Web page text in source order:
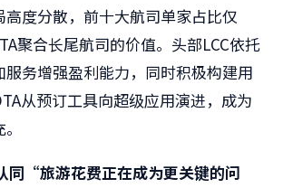
高度分散，前十大航司单家占比仅
聚合长尾航司的价值。头部LCC依托
服务增强盈利能力，同时积极构建用
从预订工具向超级应用演进，成为
同“旅游花费正在成为更关键的问